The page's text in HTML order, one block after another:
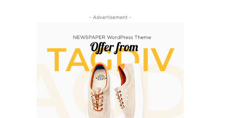
- Advertisement -